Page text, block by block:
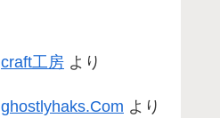
craft工房 より
ghostlyhaks.Com より